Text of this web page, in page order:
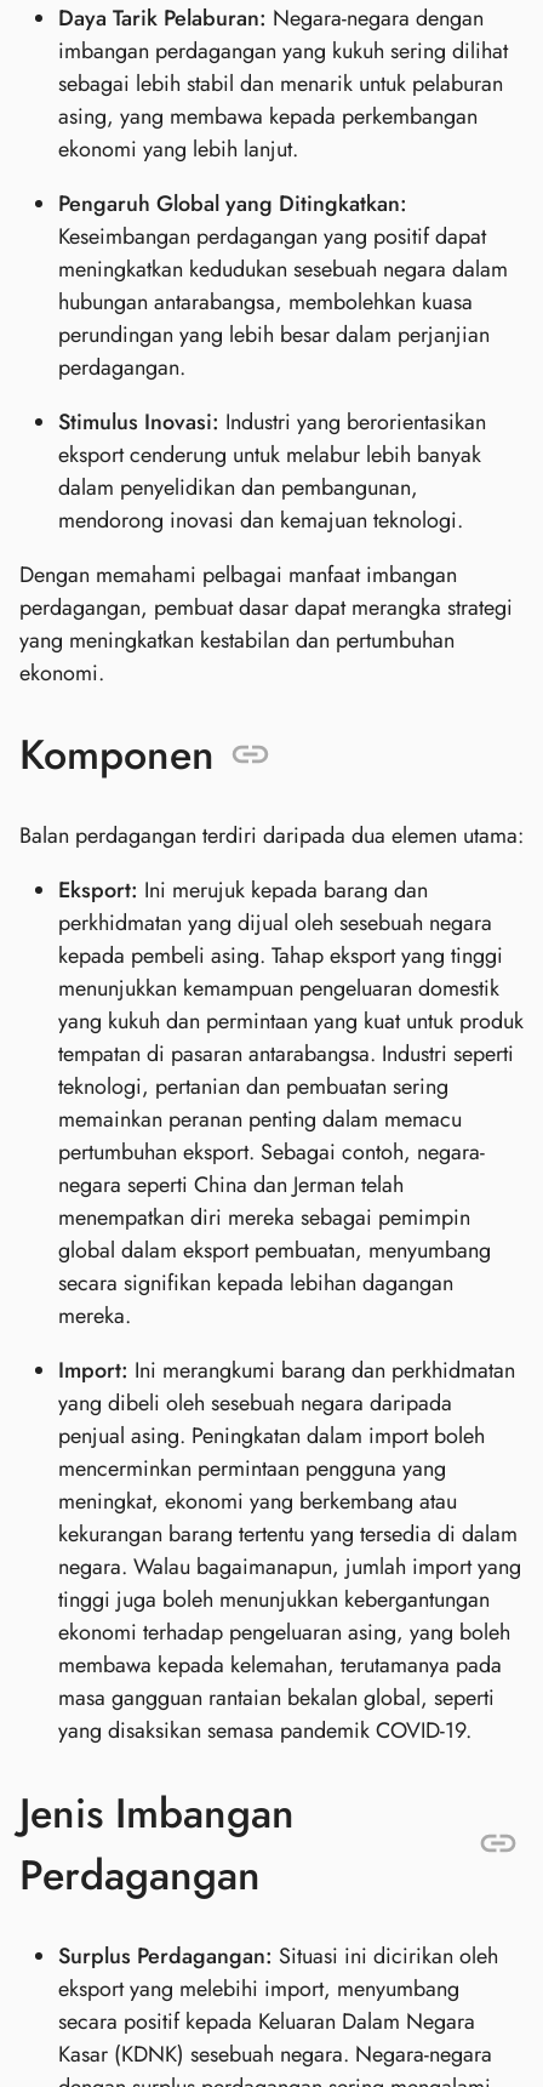
Daya Tarik Pelaburan: Negara-negara dengan
imbangan perdagangan yang kukuh sering dilihat
sebagai lebih stabil dan menarik untuk pelaburan
asing, yang membawa kepada perkembangan
ekonomi yang lebih lanjut.
Pengaruh Global yang Ditingkatkan:
Keseimbangan perdagangan yang positif dapat
meningkatkan kedudukan sesebuah negara dalam
hubungan antarabangsa, membolehkan kuasa
perundingan yang lebih besar dalam perjanjian
perdagangan.
Stimulus Inovasi: Industri yang berorientasikan
eksport cenderung untuk melabur lebih banyak
dalam penyelidikan dan pembangunan,
mendorong inovasi dan kemajuan teknologi.
Dengan memahami pelbagai manfaat imbangan
perdagangan, pembuat dasar dapat merangka strategi
yang meningkatkan kestabilan dan pertumbuhan
ekonomi.
Komponen
Balan perdagangan terdiri daripada dua elemen utama:
Eksport: Ini merujuk kepada barang dan
perkhidmatan yang dijual oleh sesebuah negara
kepada pembeli asing. Tahap eksport yang tinggi
menunjukkan kemampuan pengeluaran domestik
yang kukuh dan permintaan yang kuat untuk produk
tempatan di pasaran antarabangsa. Industri seperti
teknologi, pertanian dan pembuatan sering
memainkan peranan penting dalam memacu
pertumbuhan eksport. Sebagai contoh, negara-
negara seperti China dan Jerman telah
menempatkan diri mereka sebagai pemimpin
global dalam eksport pembuatan, menyumbang
secara signifikan kepada lebihan dagangan
mereka.
Import: Ini merangkumi barang dan perkhidmatan
yang dibeli oleh sesebuah negara daripada
penjual asing. Peningkatan dalam import boleh
mencerminkan permintaan pengguna yang
meningkat, ekonomi yang berkembang atau
kekurangan barang tertentu yang tersedia di dalam
negara. Walau bagaimanapun, jumlah import yang
tinggi juga boleh menunjukkan kebergantungan
ekonomi terhadap pengeluaran asing, yang boleh
membawa kepada kelemahan, terutamanya pada
masa gangguan rantaian bekalan global, seperti
yang disaksikan semasa pandemik COVID-19.
Jenis Imbangan
Perdagangan
Surplus Perdagangan: Situasi ini dicirikan oleh
eksport yang melebihi import, menyumbang
secara positif kepada Keluaran Dalam Negara
Kasar (KDNK) sesebuah negara. Negara-negara